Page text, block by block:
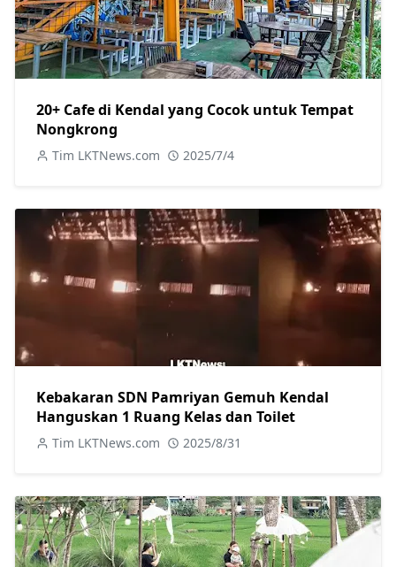
20+ Cafe di Kendal yang Cocok untuk Tempat
Nongkrong
Tim LKTNews.com 2025/7/4
Kebakaran SDN Pamriyan Gemuh Kendal
Hanguskan 1 Ruang Kelas dan Toilet
Tim LKTNews.com 2025/8/31